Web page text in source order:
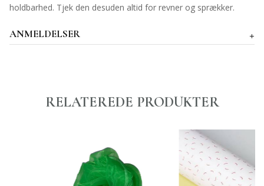
holdbarhed. Tjek den desuden altid for revner og sprækker.
ANMELDELSER
RELATEREDE PRODUKTER